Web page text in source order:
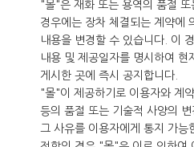
"몰"은 재화 또는 용역의 품절 또
경우에는 장차 체결되는 계약에
내용을 변경할 수 있습니다. 이
내용 및 제공일자를 명시하여
게시한 곳에 즉시 공지합니다.
"몰"이 제공하기로 이용자와 계
등의 품절 또는 기술적 사양의
그 사유를 이용자에게 통지 가능